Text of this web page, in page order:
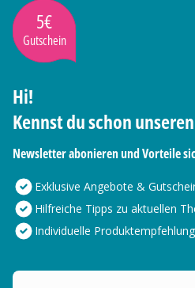
5€
Gutschein
Hi!
Kennst du schon
Newsletter abonieren und Vorteile
Exklusive Angebote &
Hilfreiche Tipps zu aktuellen
Individuelle Produktempfehlung
Deine E-Mail Adresse